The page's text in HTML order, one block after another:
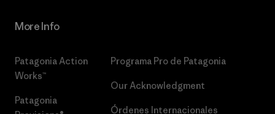
More Info
Patagonia Action
Works™
Patagonia
Programa Pro de Patagonia
Our Acknowledgment
Órdenes Internacionales